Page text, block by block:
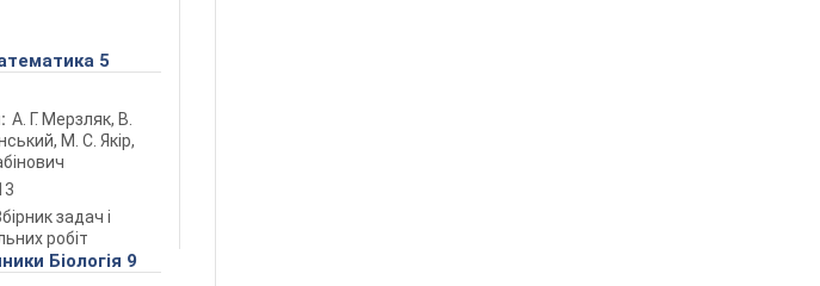
5
А. Г. Мерзляк, В.
М. С. Якір,
задач і
робіт
Біологія 9